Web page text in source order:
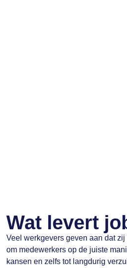
Wat levert
Veel werkgevers geven aan dat
om medewerkers op de juiste
kansen en zelfs tot langdurig